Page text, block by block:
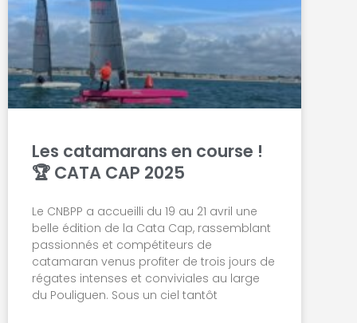
Les catamarans en course !
🏆 CATA CAP 2025
Le CNBPP a accueilli du 19 au 21 avril une
belle édition de la Cata Cap, rassemblant
passionnés et compétiteurs de
catamaran venus profiter de trois jours de
régates intenses et conviviales au large
du Pouliguen. Sous un ciel tantôt